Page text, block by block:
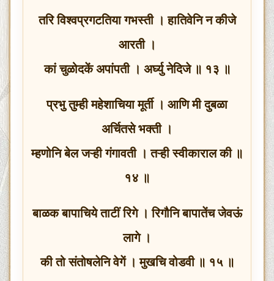
तरि विश्वप्रगटतिया गभस्ती । हातिवेनि न कीजे
आरती ।
कां चुळोदकें अपांपती । अर्घ्यु नेदिजे ॥ १३ ॥
प्रभु तुम्ही महेशाचिया मूर्ती । आणि मी दुबळा
अर्चितसे भक्ती ।
म्हणोनि बेल जऱ्ही गंगावती । तऱ्ही स्वीकाराल की ॥
१४ ॥
बाळक बापाचिये ताटीं रिगे । रिगौनि बापातेंच जेवऊं
लागे ।
की तो संतोषलेनि वेगें । मुखचि वोडवी ॥ १५ ॥